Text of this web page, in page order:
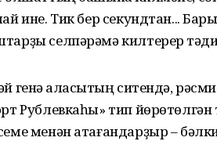
ине. Тик бер секундтан...
селпәрәмә килтерер
генә ҡаласыҡтың ситендә,
Рублевкаһы» тип
менән атағандарҙыр –